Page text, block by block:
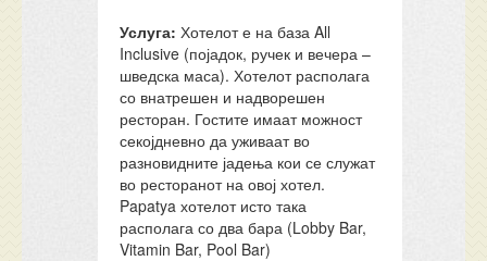
Услуга: Хотелот е на база All
Inclusive (појадок, ручек и вечера –
шведска маса). Хотелот располага
со внатрешен и надворешен
ресторан. Гостите имаат можност
секојдневно да уживаат во
разновидните јадења кои се служат
во ресторанот на овој хотел.
Papatya хотелот исто така
располага со два бара (Lobby Bar,
Vitamin Bar, Pool Bar)